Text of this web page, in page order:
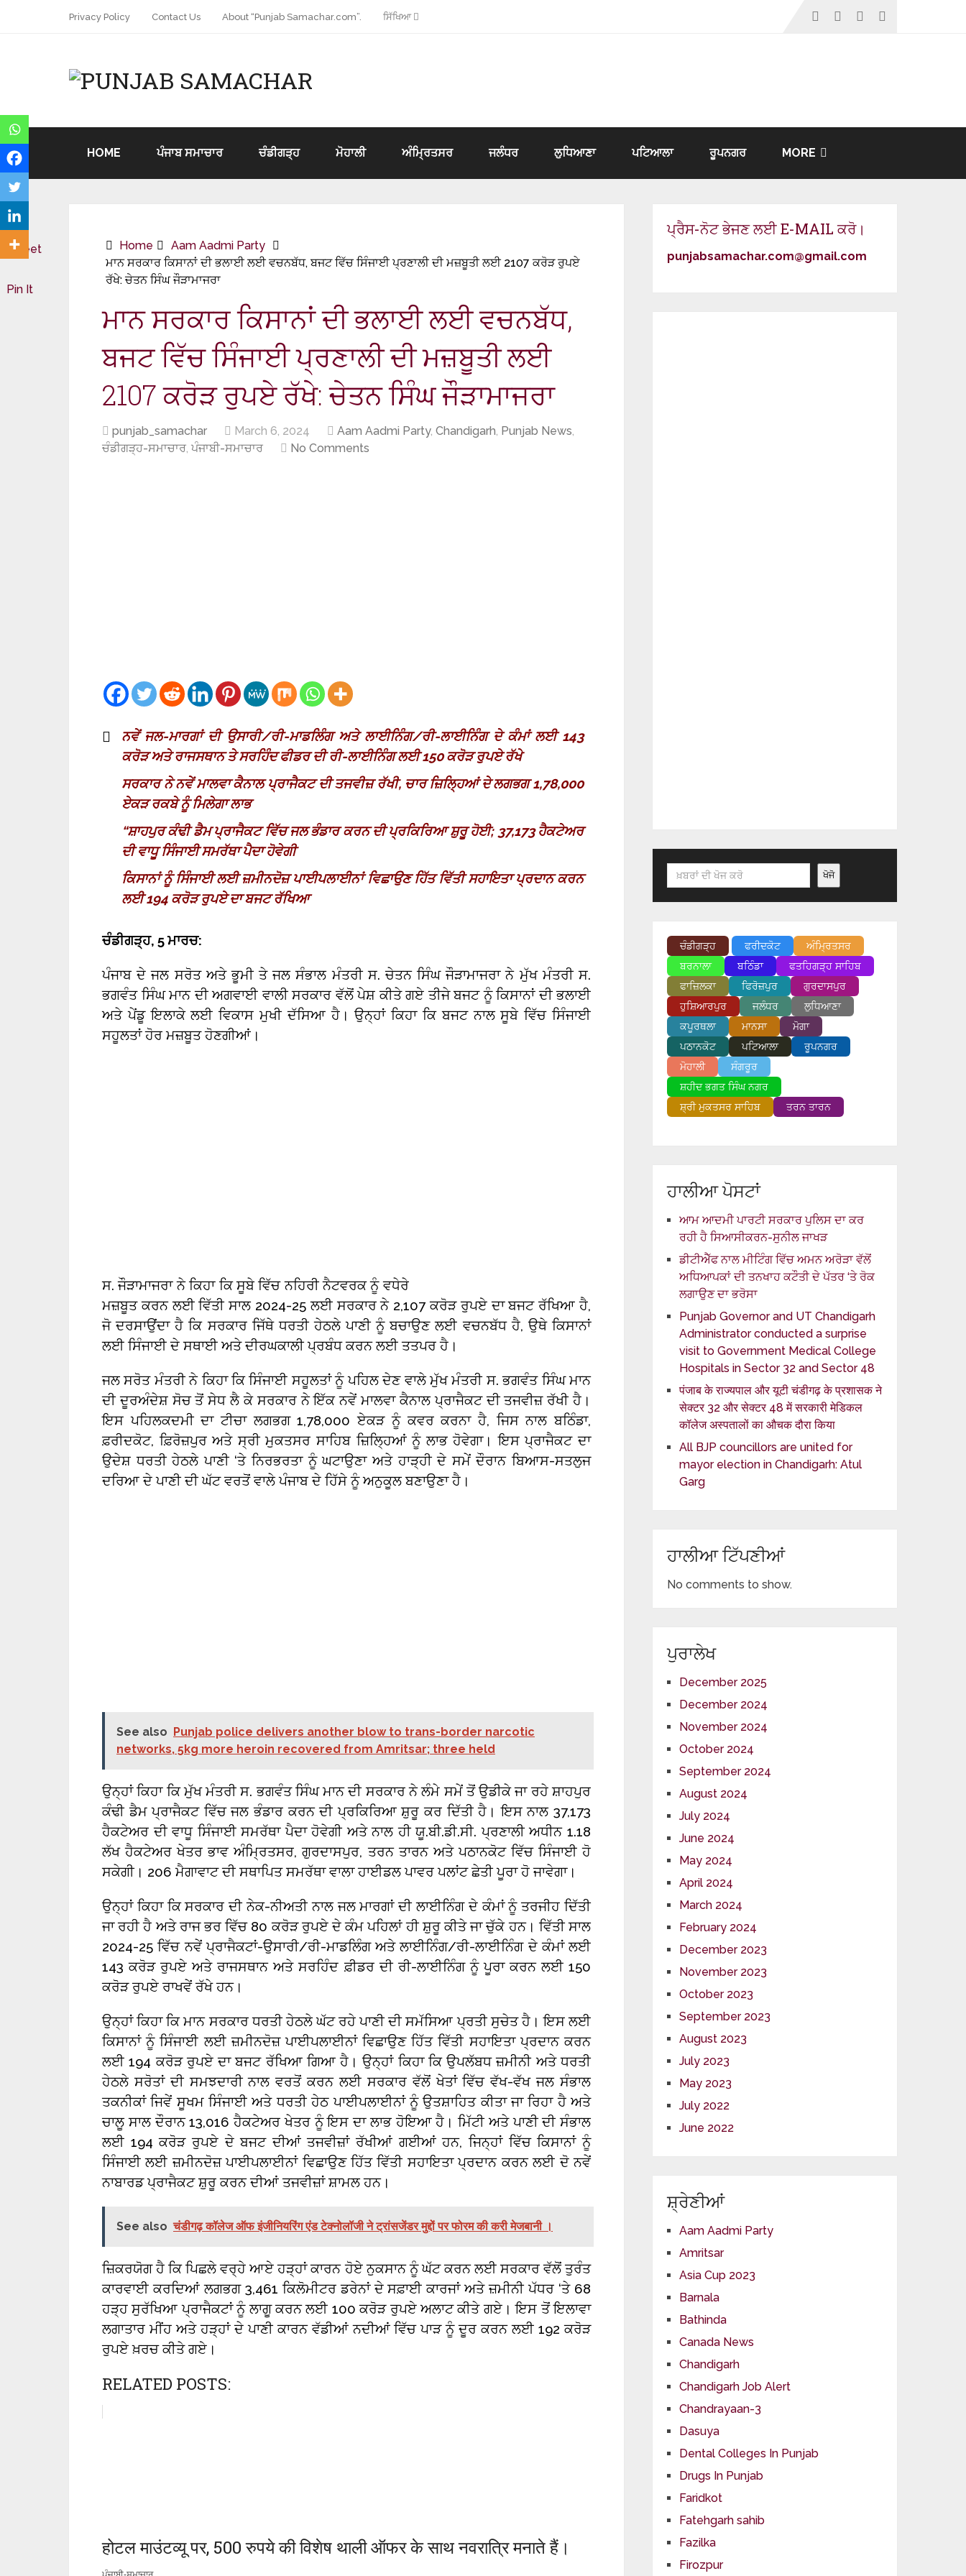
Privacy Policy Contact Us About “Punjab Samachar.com”. ਸਿੱਖਿਆ
HOME ਪੰਜਾਬ ਸਮਾਚਾਰ ਚੰਡੀਗੜ੍ਹ ਮੋਹਾਲੀ ਅੰਮ੍ਰਿਤਸਰ ਜਲੰਧਰ ਲੁਧਿਆਣਾ ਪਟਿਆਲਾ ਰੂਪਨਗਰ MORE
Home
Aam Aadmi Party
ਮਾਨ ਸਰਕਾਰ ਕਿਸਾਨਾਂ ਦੀ ਭਲਾਈ ਲਈ ਵਚਨਬੱਧ, ਬਜਟ ਵਿੱਚ ਸਿੰਜਾਈ ਪ੍ਰਣਾਲੀ ਦੀ ਮਜ਼ਬੂਤੀ ਲਈ 2107 ਕਰੋੜ ਰੁਪਏ
ਰੱਖੇ: ਚੇਤਨ ਸਿੰਘ ਜੌੜਾਮਾਜਰਾ
ਮਾਨ ਸਰਕਾਰ ਕਿਸਾਨਾਂ ਦੀ ਭਲਾਈ ਲਈ ਵਚਨਬੱਧ,
ਬਜਟ ਵਿੱਚ ਸਿੰਜਾਈ ਪ੍ਰਣਾਲੀ ਦੀ ਮਜ਼ਬੂਤੀ ਲਈ
2107 ਕਰੋੜ ਰੁਪਏ ਰੱਖੇ: ਚੇਤਨ ਸਿੰਘ ਜੌੜਾਮਾਜਰਾ
punjab_samachar March 6, 2024 Aam Aadmi Party, Chandigarh, Punjab News,
ਚੰਡੀਗੜ੍ਹ-ਸਮਾਚਾਰ, ਪੰਜਾਬੀ-ਸਮਾਚਾਰ No Comments
ਨਵੇਂ ਜਲ-ਮਾਰਗਾਂ ਦੀ ਉਸਾਰੀ/ਰੀ-ਮਾਡਲਿੰਗ ਅਤੇ ਲਾਈਨਿੰਗ/ਰੀ-ਲਾਈਨਿੰਗ ਦੇ ਕੰਮਾਂ ਲਈ 143
ਕਰੋੜ ਅਤੇ ਰਾਜਸਥਾਨ ਤੇ ਸਰਹਿੰਦ ਫੀਡਰ ਦੀ ਰੀ-ਲਾਈਨਿੰਗ ਲਈ 150 ਕਰੋੜ ਰੁਪਏ ਰੱਖੇ
ਸਰਕਾਰ ਨੇ ਨਵੇਂ ਮਾਲਵਾ ਕੈਨਾਲ ਪ੍ਰਾਜੈਕਟ ਦੀ ਤਜਵੀਜ਼ ਰੱਖੀ, ਚਾਰ ਜ਼ਿਲ੍ਹਿਆਂ ਦੇ ਲਗਭਗ 1,78,000
ਏਕੜ ਰਕਬੇ ਨੂੰ ਮਿਲੇਗਾ ਲਾਭ
“ਸ਼ਾਹਪੁਰ ਕੰਢੀ ਡੈਮ ਪ੍ਰਾਜੈਕਟ ਵਿੱਚ ਜਲ ਭੰਡਾਰ ਕਰਨ ਦੀ ਪ੍ਰਕਿਰਿਆ ਸ਼ੁਰੂ ਹੋਈ; 37,173 ਹੈਕਟੇਅਰ
ਦੀ ਵਾਧੂ ਸਿੰਜਾਈ ਸਮਰੱਥਾ ਪੈਦਾ ਹੋਵੇਗੀ
ਕਿਸਾਨਾਂ ਨੂੰ ਸਿੰਜਾਈ ਲਈ ਜ਼ਮੀਨਦੋਜ਼ ਪਾਈਪਲਾਈਨਾਂ ਵਿਛਾਉਣ ਹਿੱਤ ਵਿੱਤੀ ਸਹਾਇਤਾ ਪ੍ਰਦਾਨ ਕਰਨ
ਲਈ 194 ਕਰੋੜ ਰੁਪਏ ਦਾ ਬਜਟ ਰੱਖਿਆ
ਚੰਡੀਗੜ੍ਹ, 5 ਮਾਰਚ:
ਪੰਜਾਬ ਦੇ ਜਲ ਸਰੋਤ ਅਤੇ ਭੂਮੀ ਤੇ ਜਲ ਸੰਭਾਲ ਮੰਤਰੀ ਸ. ਚੇਤਨ ਸਿੰਘ ਜੌੜਾਮਾਜਰਾ ਨੇ ਮੁੱਖ ਮੰਤਰੀ ਸ.
ਭਗਵੰਤ ਸਿੰਘ ਮਾਨ ਦੀ ਅਗਵਾਈ ਵਾਲੀ ਸਰਕਾਰ ਵੱਲੋਂ ਪੇਸ਼ ਕੀਤੇ ਗਏ ਤੀਜੇ ਬਜਟ ਨੂੰ ਕਿਸਾਨਾਂ ਦੀ ਭਲਾਈ
ਅਤੇ ਪੇਂਡੂ ਇਲਾਕੇ ਲਈ ਵਿਕਾਸ ਮੁਖੀ ਦੱਸਿਆ ਹੈ। ਉਨ੍ਹਾਂ ਕਿਹਾ ਕਿ ਬਜਟ ਨਾਲ ਸੂਬੇ ਵਿੱਚ ਸਿੰਜਾਈ
ਸਹੂਲਤਾਂ ਹੋਰ ਮਜ਼ਬੂਤ ਹੋਣਗੀਆਂ।
ਸ. ਜੌੜਾਮਾਜਰਾ ਨੇ ਕਿਹਾ ਕਿ ਸੂਬੇ ਵਿੱਚ ਨਹਿਰੀ ਨੈਟਵਰਕ ਨੂੰ ਵਧੇਰੇ
ਮਜ਼ਬੂਤ ਕਰਨ ਲਈ ਵਿੱਤੀ ਸਾਲ 2024-25 ਲਈ ਸਰਕਾਰ ਨੇ 2,107 ਕਰੋੜ ਰੁਪਏ ਦਾ ਬਜਟ ਰੱਖਿਆ ਹੈ,
ਜੋ ਦਰਸਾਉਂਦਾ ਹੈ ਕਿ ਸਰਕਾਰ ਜਿੱਥੇ ਧਰਤੀ ਹੇਠਲੇ ਪਾਣੀ ਨੂੰ ਬਚਾਉਣ ਲਈ ਵਚਨਬੱਧ ਹੈ, ਉਥੇ ਕਿਸਾਨਾਂ
ਲਈ ਸਿੰਜਾਈ ਦੇ ਸਥਾਈ ਅਤੇ ਦੀਰਘਕਾਲੀ ਪ੍ਰਬੰਧ ਕਰਨ ਲਈ ਤਤਪਰ ਹੈ।
ਜਲ ਸਰੋਤ ਮੰਤਰੀ ਨੇ ਕਿਹਾ ਕਿ ਸਿੰਜਾਈ ਸਹੂਲਤਾਂ ਨੂੰ ਪਹਿਲ ਦੇਣ ਵਾਲੇ ਮੁੱਖ ਮੰਤਰੀ ਸ. ਭਗਵੰਤ ਸਿੰਘ ਮਾਨ
ਦੀ ਦੂਰਅੰਦੇਸ਼ ਸੋਚ ਤੋਂ ਸੇਧ ਲੈ ਕੇ ਸਰਕਾਰ ਨੇ ਇੱਕ ਨਵੇਂ ਮਾਲਵਾ ਕੈਨਾਲ ਪ੍ਰਾਜੈਕਟ ਦੀ ਤਜਵੀਜ਼ ਰੱਖੀ ਹੈ।
ਇਸ ਪਹਿਲਕਦਮੀ ਦਾ ਟੀਚਾ ਲਗਭਗ 1,78,000 ਏਕੜ ਨੂੰ ਕਵਰ ਕਰਨਾ ਹੈ, ਜਿਸ ਨਾਲ ਬਠਿੰਡਾ,
ਫ਼ਰੀਦਕੋਟ, ਫ਼ਿਰੋਜ਼ਪੁਰ ਅਤੇ ਸ੍ਰੀ ਮੁਕਤਸਰ ਸਾਹਿਬ ਜ਼ਿਲ੍ਹਿਆਂ ਨੂੰ ਲਾਭ ਹੋਵੇਗਾ। ਇਸ ਪ੍ਰਾਜੈਕਟ ਦਾ
ਉਦੇਸ਼ ਧਰਤੀ ਹੇਠਲੇ ਪਾਣੀ ‘ਤੇ ਨਿਰਭਰਤਾ ਨੂੰ ਘਟਾਉਣਾ ਅਤੇ ਹਾੜ੍ਹੀ ਦੇ ਸਮੇਂ ਦੌਰਾਨ ਬਿਆਸ-ਸਤਲੁਜ
ਦਰਿਆ ਦੇ ਪਾਣੀ ਦੀ ਘੱਟ ਵਰਤੋਂ ਵਾਲੇ ਪੰਜਾਬ ਦੇ ਹਿੱਸੇ ਨੂੰ ਅਨੁਕੂਲ ਬਣਾਉਣਾ ਹੈ।
See also Punjab police delivers another blow to trans-border narcotic
networks, 5kg more heroin recovered from Amritsar; three held
ਉਨ੍ਹਾਂ ਕਿਹਾ ਕਿ ਮੁੱਖ ਮੰਤਰੀ ਸ. ਭਗਵੰਤ ਸਿੰਘ ਮਾਨ ਦੀ ਸਰਕਾਰ ਨੇ ਲੰਮੇ ਸਮੇਂ ਤੋਂ ਉਡੀਕੇ ਜਾ ਰਹੇ ਸ਼ਾਹਪੁਰ
ਕੰਢੀ ਡੈਮ ਪ੍ਰਾਜੈਕਟ ਵਿੱਚ ਜਲ ਭੰਡਾਰ ਕਰਨ ਦੀ ਪ੍ਰਕਿਰਿਆ ਸ਼ੁਰੂ ਕਰ ਦਿੱਤੀ ਹੈ। ਇਸ ਨਾਲ 37,173
ਹੈਕਟੇਅਰ ਦੀ ਵਾਧੂ ਸਿੰਜਾਈ ਸਮਰੱਥਾ ਪੈਦਾ ਹੋਵੇਗੀ ਅਤੇ ਨਾਲ ਹੀ ਯੂ.ਬੀ.ਡੀ.ਸੀ. ਪ੍ਰਣਾਲੀ ਅਧੀਨ 1.18
ਲੱਖ ਹੈਕਟੇਅਰ ਖੇਤਰ ਭਾਵ ਅੰਮ੍ਰਿਤਸਰ, ਗੁਰਦਾਸਪੁਰ, ਤਰਨ ਤਾਰਨ ਅਤੇ ਪਠਾਨਕੋਟ ਵਿੱਚ ਸਿੰਜਾਈ ਹੋ
ਸਕੇਗੀ। 206 ਮੈਗਾਵਾਟ ਦੀ ਸਥਾਪਿਤ ਸਮਰੱਥਾ ਵਾਲਾ ਹਾਈਡਲ ਪਾਵਰ ਪਲਾਂਟ ਛੇਤੀ ਪੂਰਾ ਹੋ ਜਾਵੇਗਾ।
ਉਨ੍ਹਾਂ ਕਿਹਾ ਕਿ ਸਰਕਾਰ ਦੀ ਨੇਕ-ਨੀਅਤੀ ਨਾਲ ਜਲ ਮਾਰਗਾਂ ਦੀ ਲਾਈਨਿੰਗ ਦੇ ਕੰਮਾਂ ਨੂੰ ਤਰਜੀਹ ਦਿੱਤੀ
ਜਾ ਰਹੀ ਹੈ ਅਤੇ ਰਾਜ ਭਰ ਵਿੱਚ 80 ਕਰੋੜ ਰੁਪਏ ਦੇ ਕੰਮ ਪਹਿਲਾਂ ਹੀ ਸ਼ੁਰੂ ਕੀਤੇ ਜਾ ਚੁੱਕੇ ਹਨ। ਵਿੱਤੀ ਸਾਲ
2024-25 ਵਿੱਚ ਨਵੇਂ ਪ੍ਰਾਜੈਕਟਾਂ-ਉਸਾਰੀ/ਰੀ-ਮਾਡਲਿੰਗ ਅਤੇ ਲਾਈਨਿੰਗ/ਰੀ-ਲਾਈਨਿੰਗ ਦੇ ਕੰਮਾਂ ਲਈ
143 ਕਰੋੜ ਰੁਪਏ ਅਤੇ ਰਾਜਸਥਾਨ ਅਤੇ ਸਰਹਿੰਦ ਫ਼ੀਡਰ ਦੀ ਰੀ-ਲਾਈਨਿੰਗ ਨੂੰ ਪੂਰਾ ਕਰਨ ਲਈ 150
ਕਰੋੜ ਰੁਪਏ ਰਾਖਵੇਂ ਰੱਖੇ ਹਨ।
ਉਨ੍ਹਾਂ ਕਿਹਾ ਕਿ ਮਾਨ ਸਰਕਾਰ ਧਰਤੀ ਹੇਠਲੇ ਘੱਟ ਰਹੇ ਪਾਣੀ ਦੀ ਸਮੱਸਿਆ ਪ੍ਰਤੀ ਸੁਚੇਤ ਹੈ। ਇਸ ਲਈ
ਕਿਸਾਨਾਂ ਨੂੰ ਸਿੰਜਾਈ ਲਈ ਜ਼ਮੀਨਦੋਜ਼ ਪਾਈਪਲਾਈਨਾਂ ਵਿਛਾਉਣ ਹਿੱਤ ਵਿੱਤੀ ਸਹਾਇਤਾ ਪ੍ਰਦਾਨ ਕਰਨ
ਲਈ 194 ਕਰੋੜ ਰੁਪਏ ਦਾ ਬਜਟ ਰੱਖਿਆ ਗਿਆ ਹੈ। ਉਨ੍ਹਾਂ ਕਿਹਾ ਕਿ ਉਪਲੱਬਧ ਜ਼ਮੀਨੀ ਅਤੇ ਧਰਤੀ
ਹੇਠਲੇ ਸਰੋਤਾਂ ਦੀ ਸਮਝਦਾਰੀ ਨਾਲ ਵਰਤੋਂ ਕਰਨ ਲਈ ਸਰਕਾਰ ਵੱਲੋਂ ਖੇਤਾਂ ਵਿੱਚ ਵੱਖ-ਵੱਖ ਜਲ ਸੰਭਾਲ
ਤਕਨੀਕਾਂ ਜਿਵੇਂ ਸੂਖਮ ਸਿੰਜਾਈ ਅਤੇ ਧਰਤੀ ਹੇਠ ਪਾਈਪਲਾਈਨਾਂ ਨੂੰ ਉਤਸ਼ਾਹਿਤ ਕੀਤਾ ਜਾ ਰਿਹਾ ਹੈ ਅਤੇ
ਚਾਲੂ ਸਾਲ ਦੌਰਾਨ 13,016 ਹੈਕਟੇਅਰ ਖੇਤਰ ਨੂੰ ਇਸ ਦਾ ਲਾਭ ਹੋਇਆ ਹੈ। ਮਿੱਟੀ ਅਤੇ ਪਾਣੀ ਦੀ ਸੰਭਾਲ
ਲਈ 194 ਕਰੋੜ ਰੁਪਏ ਦੇ ਬਜਟ ਦੀਆਂ ਤਜਵੀਜ਼ਾਂ ਰੱਖੀਆਂ ਗਈਆਂ ਹਨ, ਜਿਨ੍ਹਾਂ ਵਿੱਚ ਕਿਸਾਨਾਂ ਨੂੰ
ਸਿੰਜਾਈ ਲਈ ਜ਼ਮੀਨਦੋਜ਼ ਪਾਈਪਲਾਈਨਾਂ ਵਿਛਾਉਣ ਹਿੱਤ ਵਿੱਤੀ ਸਹਾਇਤਾ ਪ੍ਰਦਾਨ ਕਰਨ ਲਈ ਦੋ ਨਵੇਂ
ਨਾਬਾਰਡ ਪ੍ਰਾਜੈਕਟ ਸ਼ੁਰੂ ਕਰਨ ਦੀਆਂ ਤਜਵੀਜ਼ਾਂ ਸ਼ਾਮਲ ਹਨ।
See also चंडीगढ़ कॉलेज ऑफ इंजीनियरिंग एंड टेक्नोलॉजी ने ट्रांसजेंडर मुद्दों पर फोरम की करी मेजबानी ।
ਜ਼ਿਕਰਯੋਗ ਹੈ ਕਿ ਪਿਛਲੇ ਵਰ੍ਹੇ ਆਏ ਹੜ੍ਹਾਂ ਕਾਰਨ ਹੋਏ ਨੁਕਸਾਨ ਨੂੰ ਘੱਟ ਕਰਨ ਲਈ ਸਰਕਾਰ ਵੱਲੋਂ ਤੁਰੰਤ
ਕਾਰਵਾਈ ਕਰਦਿਆਂ ਲਗਭਗ 3,461 ਕਿਲੋਮੀਟਰ ਡਰੇਨਾਂ ਦੇ ਸਫ਼ਾਈ ਕਾਰਜਾਂ ਅਤੇ ਜ਼ਮੀਨੀ ਪੱਧਰ ‘ਤੇ 68
ਹੜ੍ਹ ਸੁਰੱਖਿਆ ਪ੍ਰਾਜੈਕਟਾਂ ਨੂੰ ਲਾਗੂ ਕਰਨ ਲਈ 100 ਕਰੋੜ ਰੁਪਏ ਅਲਾਟ ਕੀਤੇ ਗਏ। ਇਸ ਤੋਂ ਇਲਾਵਾ
ਲਗਾਤਾਰ ਮੀਂਹ ਅਤੇ ਹੜ੍ਹਾਂ ਦੇ ਪਾਣੀ ਕਾਰਨ ਵੱਡੀਆਂ ਨਦੀਆਂ ਵਿੱਚ ਪਾੜ ਨੂੰ ਦੂਰ ਕਰਨ ਲਈ 192 ਕਰੋੜ
ਰੁਪਏ ਖ਼ਰਚ ਕੀਤੇ ਗਏ।
RELATED POSTS:
होटल माउंटव्यू पर, 500 रुपये की विशेष थाली ऑफर के साथ नवरात्रि मनाते हैं।
Tweet
Pin It
ਪ੍ਰੈਸ-ਨੋਟ ਭੇਜਣ ਲਈ E-MAIL ਕਰੋ।
punjabsamachar.com@gmail.com
Search ਖੋਜੋ
ਚੰਡੀਗੜ੍ਹ ਫਰੀਦਕੋਟ
ਅੰਮ੍ਰਿਤਸਰ
ਬਰਨਾਲਾ
ਬਠਿੰਡਾ
ਫਤਹਿਗੜ੍ਹ ਸਾਹਿਬ
ਫਾਜ਼ਿਲਕਾ
ਫਿਰੋਜ਼ਪੁਰ
ਗੁਰਦਾਸਪੁਰ
ਹੁਸ਼ਿਆਰਪੁਰ
ਜਲੰਧਰ
ਲੁਧਿਆਣਾ
ਕਪੂਰਥਲਾ
ਮਾਨਸਾ
ਮੋਗਾ
ਪਠਾਨਕੋਟ
ਪਟਿਆਲਾ
ਰੂਪਨਗਰ
ਮੋਹਾਲੀ
ਸੰਗਰੂਰ
ਸ਼ਹੀਦ ਭਗਤ ਸਿੰਘ ਨਗਰ
ਸ਼੍ਰੀ ਮੁਕਤਸਰ ਸਾਹਿਬ
ਤਰਨ ਤਾਰਨ
ਹਾਲੀਆ ਪੋਸਟਾਂ
ਆਮ ਆਦਮੀ ਪਾਰਟੀ ਸਰਕਾਰ ਪੁਲਿਸ ਦਾ ਕਰ
ਰਹੀ ਹੈ ਸਿਆਸੀਕਰਨ-ਸੁਨੀਲ ਜਾਖੜ
ਡੀਟੀਐੱਫ ਨਾਲ ਮੀਟਿੰਗ ਵਿੱਚ ਅਮਨ ਅਰੋੜਾ ਵੱਲੋਂ
ਅਧਿਆਪਕਾਂ ਦੀ ਤਨਖਾਹ ਕਟੌਤੀ ਦੇ ਪੱਤਰ ‘ਤੇ ਰੋਕ
ਲਗਾਉਣ ਦਾ ਭਰੋਸਾ
Punjab Governor and UT Chandigarh
Administrator conducted a surprise
visit to Government Medical College
Hospitals in Sector 32 and Sector 48
पंजाब के राज्यपाल और यूटी चंडीगढ़ के प्रशासक ने
सेक्टर 32 और सेक्टर 48 में सरकारी मेडिकल
कॉलेज अस्पतालों का औचक दौरा किया
All BJP councillors are united for
mayor election in Chandigarh: Atul
Garg
ਹਾਲੀਆ ਟਿੱਪਣੀਆਂ
No comments to show.
ਪੁਰਾਲੇਖ
December 2025
December 2024
November 2024
October 2024
September 2024
August 2024
July 2024
June 2024
May 2024
April 2024
March 2024
February 2024
December 2023
November 2023
October 2023
September 2023
August 2023
July 2023
May 2023
July 2022
June 2022
ਸ਼੍ਰੇਣੀਆਂ
Aam Aadmi Party
Amritsar
Asia Cup 2023
Barnala
Bathinda
Canada News
Chandigarh
Chandigarh Job Alert
Chandrayaan-3
Dasuya
Dental Colleges In Punjab
Drugs In Punjab
Faridkot
Fatehgarh sahib
Fazilka
Firozpur